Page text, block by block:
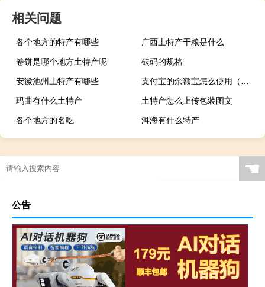
相关问题
各个地方的特产有哪些
广西土特产干粮是什么
卷饼是哪个地方土特产呢
砝码的规格
安徽池州土特产有哪些
支付宝的余额宝怎么使用（支付宝余额宝怎么用）
玛曲有什么土特产
土特产怎么上传包装图文
各个地方的名吃
洱海有什么特产
☚
公告